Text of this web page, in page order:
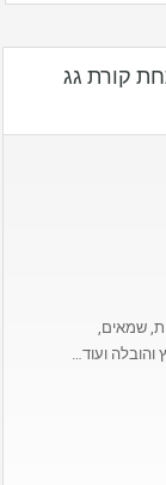
קורת גג
שמאים,
והובלה ועוד…